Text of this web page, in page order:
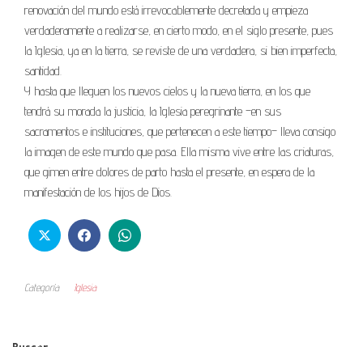
renovación del mundo está irrevocable­mente decretada y empieza
verdaderamente a realizarse, en cierto modo, en el siglo presente, pues
la Iglesia, ya en la tierra, se reviste de una verdadera, si bien imperfecta,
santidad.
Y hasta que lleguen los nuevos cielos y la nueva tierra, en los que
tendrá su morada la justicia, la Iglesia pere­grinante –en sus
sacramentos e instituciones, que perte­necen a este tiempo– lleva consigo
la imagen de este mundo que pasa. Ella misma vive entre las criaturas,
que gimen entre dolores de parto hasta el presente, en espera de la
manifestación de los hijos de Dios.
Categoría Iglesia